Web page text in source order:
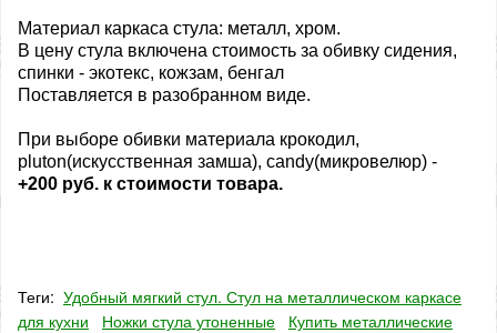
Материал каркаса стула: металл, хром.
В цену стула включена стоимость за обивку сидения,
спинки - экотекс, кожзам, бенгал
Поставляется в разобранном виде.
При выборе обивки материала крокодил,
pluton(искусственная замша), candy(микровелюр) -
+200 руб. к стоимости товара.
Теги: Удобный мягкий стул. Стул на металлическом каркасе
для кухни
Ножки стула утоненные
Купить металлические